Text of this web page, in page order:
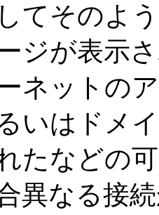
てそのよ
ジが表示
ネットの
いはドメ
たなどの
異なる接